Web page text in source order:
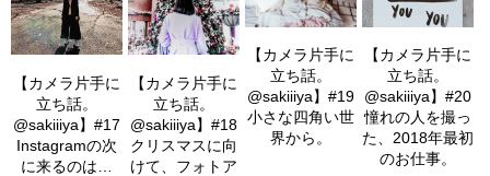
【カメラ片手に
立ち話。
@sakiiiya】#17
Instagramの次
に来るのは…
【カメラ片手に
立ち話。
@sakiiiya】#18
クリスマスに向
けて、フォトア
【カメラ片手に
立ち話。
@sakiiiya】#19
小さな四角い世
界から。
【カメラ片手に
立ち話。
@sakiiiya】#20
憧れの人を撮っ
た、2018年最初
のお仕事。